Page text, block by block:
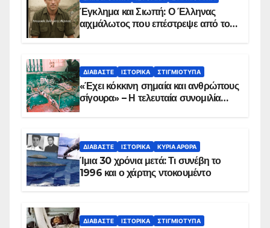
Έγκλημα και Σιωπή: Ο Έλληνας
αιχμάλωτος που επέστρεψε από το
ΔΙΑΒΆΣΤΕ ΙΣΤΟΡΙΚΆ ΣΤΙΓΜΙΌΤΥΠΑ
«Έχει κόκκινη σημαία και ανθρώπους
σίγουρα» – Η τελευταία συνομιλία
ΔΙΑΒΆΣΤΕ ΙΣΤΟΡΙΚΆ ΚΥΡΙΑ ΑΡΘΡΑ
Ίμια 30 χρόνια μετά: Τι συνέβη το
1996 και ο χάρτης ντοκουμέντο
ΔΙΑΒΆΣΤΕ ΙΣΤΟΡΙΚΆ ΣΤΙΓΜΙΌΤΥΠΑ